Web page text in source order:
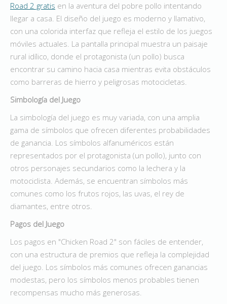
Road 2 gratis en la aventura del pobre pollo intentando
llegar a casa. El diseño del juego es moderno y llamativo,
con una colorida interfaz que refleja el estilo de los juegos
móviles actuales. La pantalla principal muestra un paisaje
rural idílico, donde el protagonista (un pollo) busca
encontrar su camino hacia casa mientras evita obstáculos
como barreras de hierro y peligrosas motocicletas.
Simbología del Juego
La simbología del juego es muy variada, con una amplia
gama de símbolos que ofrecen diferentes probabilidades
de ganancia. Los símbolos alfanuméricos están
representados por el protagonista (un pollo), junto con
otros personajes secundarios como la lechera y la
motociclista. Además, se encuentran símbolos más
comunes como los frutos rojos, las uvas, el rey de
diamantes, entre otros.
Pagos del Juego
Los pagos en "Chicken Road 2" son fáciles de entender,
con una estructura de premios que refleja la complejidad
del juego. Los símbolos más comunes ofrecen ganancias
modestas, pero los símbolos menos probables tienen
recompensas mucho más generosas.